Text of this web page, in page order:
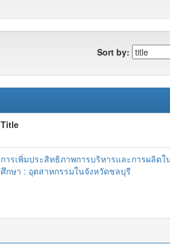
Sort by:
Title
การเพิ่มประสิทธิภาพการบริหารและการผลิต
ศึกษา : อุตสาหกรรมในจังหวัดชลบุรี